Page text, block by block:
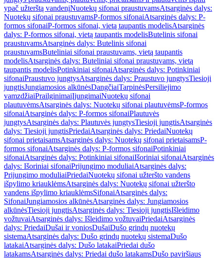
ypač užterštą vandenįNuotekų sifonai praustuvamsAtsarginės dalys:
Nuotekų sifonai praustuvamsP-formos sifonaiAtsarginės dalys: P-
formos sifonaiP-formos sifonai, vietą taupantis modelisAtsarginės
dalys: P-formos sifonai, vietą taupantis modelisButelinis sifonai
praustuvamsAtsarginės dalys: Butelinis sifonai
praustuvamsButeliniai sifonai praustuvams, vietą taupantis
modelisAtsarginės dalys: Buteliniai sifonai praustuvams, vietą
taupantis modelisPotinkiniai sifonaiAtsarginės dalys: Potinkiniai
sifonaiPraustuvo jungtysAtsarginės dalys: Praustuvo jungtysTiesioji
jungtisJungiamosios alkūnėsDangčiaiTarpinėsPersiliejimo
vamzdžiaiPrailginimaiĮjungimaiNuotekų sifonai
plautuvėmsAtsarginės dalys: Nuotekų sifonai plautuvėmsP-formos
sifonaiAtsarginės dalys: P-formos sifonaiPlautuvės
jungtysAtsarginės dalys: Plautuvės jungtysTiesioji jungtisAtsarginės
dalys: Tiesioji jungtisPriedaiAtsarginės dalys: PriedaiNuotekų
sifonai prietaisamsAtsarginės dalys: Nuotekų sifonai prietaisamsP-
formos sifonaiAtsarginės dalys: P-formos sifonaiPotinkiniai
sifonaiAtsarginės dalys: Potinkiniai sifonaiIšoriniai sifonaiAtsarginės
dalys: Išoriniai sifonaiPrijungimo moduliaiAtsarginės dalys:
Prijungimo moduliaiPriedaiNuotekų sifonai užteršto vandens
išpylimo kriauklėmsAtsarginės dalys: Nuotekų sifonai užteršto
vandens išpylimo kriauklėmsSifonaiAtsarginės dalys:
SifonaiJungiamosios alkūnėsAtsarginės dalys: Jungiamosios
alkūnėsTiesioji jungtisAtsarginės dalys: Tiesioji jungtisIšleidimo
vožtuvaiAtsarginės dalys: Išleidimo vožtuvaiPriedaiAtsarginės
dalys: PriedaiDušai ir voniosDušaiDušo grindų nuotekų
sistemaAtsarginės dalys: Dušo grindų nuotekų sistemaDušo
latakaiAtsarginės dalys: Dušo latakaiPriedai dušo
latakamsAtsarginės dalys: Priedai dušo latakamsDušo paviršiaus